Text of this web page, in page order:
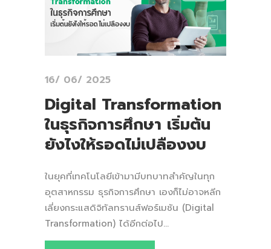
16/ 06/ 2025
Digital Transformation
ในธุรกิจการศึกษา เริ่มต้น
ยังไงให้รอดไม่เปลืองงบ
ในยุคที่เทคโนโลยีเข้ามามีบทบาทสำคัญในทุก
อุตสาหกรรม ธุรกิจการศึกษา เองก็ไม่อาจหลีก
เลี่ยงกระแสดิจิทัลทรานส์ฟอร์เมชัน (Digital
Transformation) ได้อีกต่อไป...